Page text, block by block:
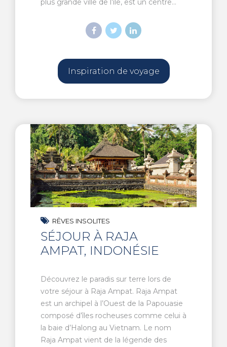
plus grande ville de l’île, est un centre...
Inspiration de voyage
RÊVES INSOLITES
SÉJOUR À RAJA
AMPAT, INDONÉSIE
Découvrez le paradis sur terre lors de
votre séjour à Raja Ampat. Raja Ampat
est un archipel à l’Ouest de la Papouasie
composé d’îles rocheuses comme celui à
la baie d’Halong au Vietnam. Le nom
Raja Ampat vient de la légende des